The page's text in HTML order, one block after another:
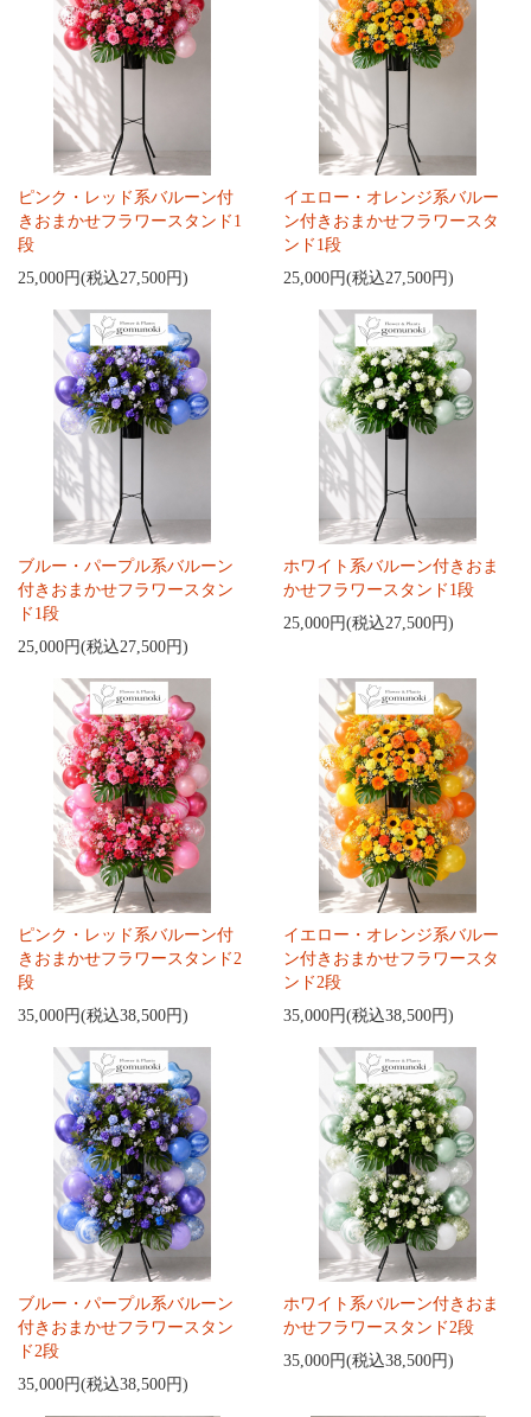
ピンク・レッド系バルーン付
きおまかせフラワースタンド1
段
25,000円(税込27,500円)
イエロー・オレンジ系バルー
ン付きおまかせフラワースタ
ンド1段
25,000円(税込27,500円)
ブルー・パープル系バルーン
付きおまかせフラワースタン
ド1段
25,000円(税込27,500円)
ホワイト系バルーン付きおま
かせフラワースタンド1段
25,000円(税込27,500円)
ピンク・レッド系バルーン付
きおまかせフラワースタンド2
段
35,000円(税込38,500円)
イエロー・オレンジ系バルー
ン付きおまかせフラワースタ
ンド2段
35,000円(税込38,500円)
ブルー・パープル系バルーン
付きおまかせフラワースタン
ド2段
35,000円(税込38,500円)
ホワイト系バルーン付きおま
かせフラワースタンド2段
35,000円(税込38,500円)